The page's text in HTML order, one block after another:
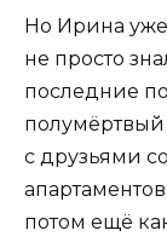
Но Ирина
не просто
последние
с друзьями
потом ещё